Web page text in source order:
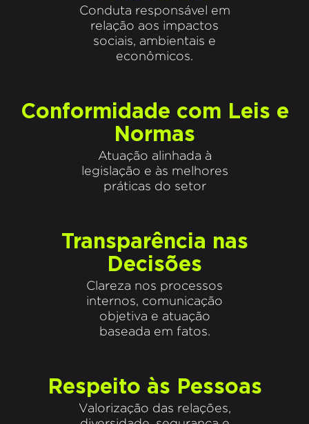
Conduta responsável em
relação aos impactos
sociais, ambientais e
econômicos.
Conformidade com Leis e
Normas
Atuação alinhada à
legislação e às melhores
práticas do setor
Transparência nas
Decisões
Clareza nos processos
internos, comunicação
objetiva e atuação
baseada em fatos.
Respeito às Pessoas
Valorização das relações,